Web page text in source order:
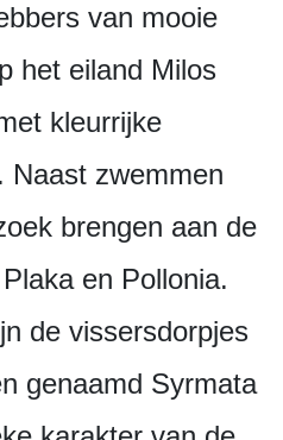
van mooie
het eiland Milos
kleurrijke
Naast zwemmen
brengen aan de
en Pollonia.
de vissersdorpjes
genaamd Syrmata